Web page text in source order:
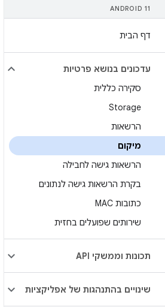
ANDROID 11
דף הבית
עדכונים בנושא פרטיות
סקירה כללית
Storage
הרשאות
מיקום
הרשאות גישה לחבילה
בקרת הרשאות גישה לנתונים
כתובות MAC
שירותים שפועלים בחזית
תכונות וממשקי API
שינויים בהתנהגות של אפליקציות